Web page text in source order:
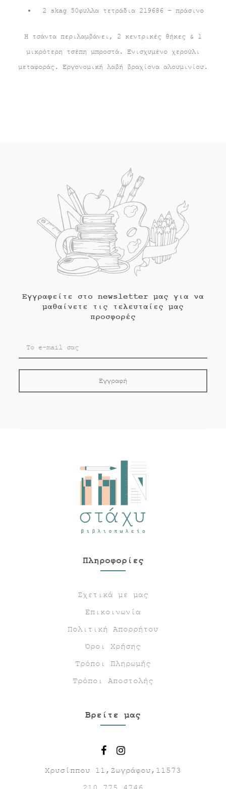
2 skag 50φυλλα τετράδια 219686 – πράσινο
Η τσάντα περιλαμβάνει, 2 κεντρικές θήκες & 1
μικρότερη τσέπη μπροστά. Ενισχυμένο χερούλι
μεταφοράς. Εργονομική λαβή βραχίονα αλουμινίου.
Εγγραφείτε στο newsletter μας για να
μαθαίνετε τις τελευταίες μας
προσφορές
Πληροφορίες
Σχετικά με μας
Επικοινωνία
Πολιτική Απορρήτου
Όροι Χρήσης
Τρόποι Πληρωμής
Τρόποι Αποστολής
Βρείτε μας
Χρυσίππου 11,Ζωγράφου,11573